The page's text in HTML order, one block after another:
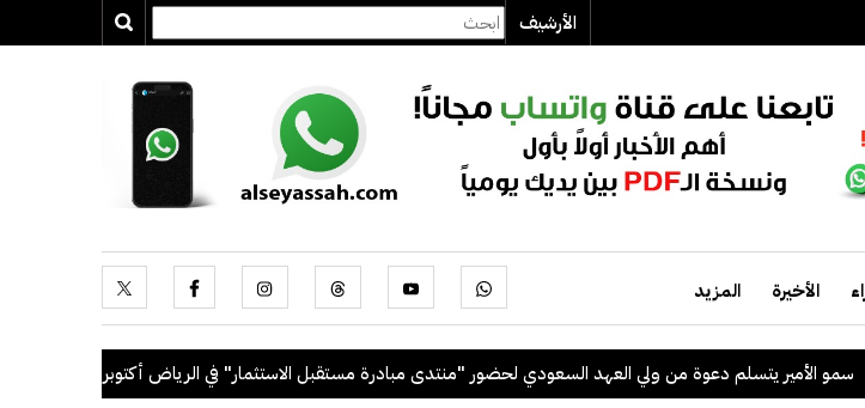
الأرشيف
الأخيرة المزيد
الأمير يتسلم دعوة من ولي العهد السعودي لحضور "منتدى مبادرة مستقبل الاستثمار" في الرياض أكتوبر المقبل